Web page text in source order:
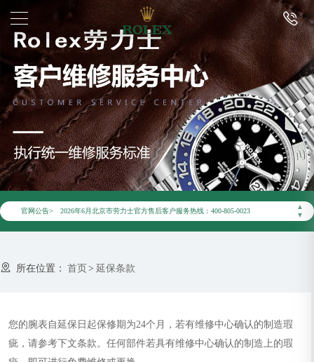
官网公告>
▲
▼
2026年6月劳力士北京市售后服务网络优化升级公告
2026年6月北京市劳力士官方售后客户服务热线：400-805-0023
2026年6月劳力士售后服务中心最新网点地址：
节假日正常营业！
所在位置： 首页> 延保条款
您的腕表自延保日起保修期为24个月，若有维修中心确认的制造瑕
疵，请参考下文条款。任何部件若具有维修中心确认的制造上的瑕